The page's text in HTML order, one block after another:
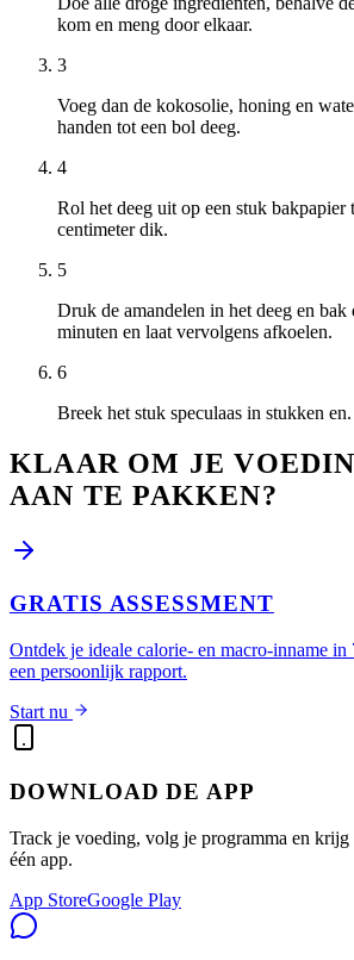
kom en meng door elkaar.
3
Voeg dan de kokosolie, honing en
handen tot een bol deeg.
4
Rol het deeg uit op een stuk bakpapier
centimeter dik.
5
Druk de amandelen in het deeg en bak
minuten en laat vervolgens afkoelen.
6
Breek het stuk speculaas in stukken en.
KLAAR OM JE
AAN TE PAKKEN?
GRATIS ASSESSMENT
Ontdek je ideale calorie- en macro-inname
een persoonlijk rapport.
Start nu
DOWNLOAD DE APP
Track je voeding, volg je programma en
één app.
App StoreGoogle Play